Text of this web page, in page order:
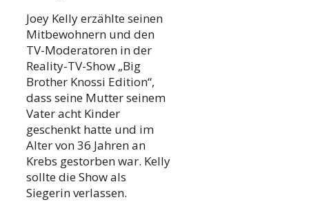
Joey Kelly erzählte seinen
Mitbewohnern und den
TV-Moderatoren in der
Reality-TV-Show „Big
Brother Knossi Edition“,
dass seine Mutter seinem
Vater acht Kinder
geschenkt hatte und im
Alter von 36 Jahren an
Krebs gestorben war. Kelly
sollte die Show als
Siegerin verlassen.